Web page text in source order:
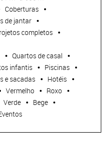
Coberturas
de jantar
completos
Quartos de casal
infantis
Piscinas
e sacadas
Hotéis
Vermelho
Roxo
Verde
Bege